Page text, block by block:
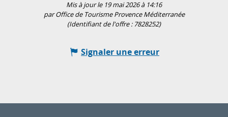
Mis à jour le 19 mai 2026 à 14:16
par Office de Tourisme Provence Méditerranée
(Identifiant de l'offre : 7828252)
Signaler une erreur